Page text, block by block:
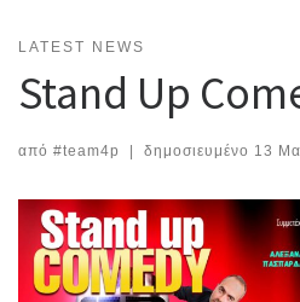
LATEST NEWS
Stand Up
από #team4p δημοσιευμένο 13